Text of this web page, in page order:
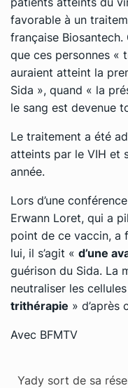
favorable à un
française
que ces personnes «
auraient atteint la
Sida », quand « la
le sang est devenue
Le traitement a été
atteints par le VIH et
année.
Lors d’une
Erwann Loret, qui a
point de ce vaccin, a
lui, il s’agit « d’une
guérison du Sida. La
neutraliser les
trithérapie » d’après
Avec BFMTV
Yady sort de sa